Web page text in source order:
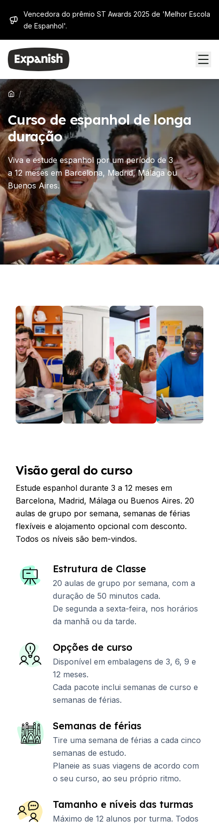
Vencedora do prêmio ST Awards 2025 de 'Melhor Escola
de Espanhol'.
/
Curso de espanhol de longa
duração
Viva e estude espanhol por um período de 3
a 12 meses em Barcelona, ​​​​Madrid, Málaga ou
Buenos Aires.
Visão geral do curso
Estude espanhol durante 3 a 12 meses em
Barcelona, ​​​​Madrid, Málaga ou Buenos Aires. 20
aulas de grupo por semana, semanas de férias
flexíveis e alojamento opcional com desconto.
Todos os níveis são bem-vindos.
Estrutura de Classe
20 aulas de grupo por semana, com a
duração de 50 minutos cada.
De segunda a sexta-feira, nos horários
da manhã ou da tarde.
Opções de curso
Disponível em embalagens de 3, 6, 9 e
12 meses.
Cada pacote inclui semanas de curso e
semanas de férias.
Semanas de férias
Tire uma semana de férias a cada cinco
semanas de estudo.
Planeie as suas viagens de acordo com
o seu curso, ao seu próprio ritmo.
Tamanho e níveis das turmas
Máximo de 12 alunos por turma. Todos